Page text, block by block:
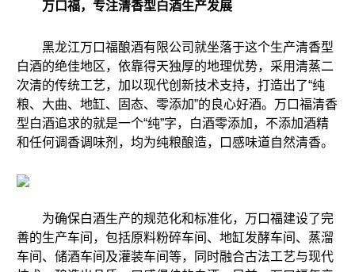
万口福，专注清香型白酒生产发展
黑龙江万口福酿酒有限公司就坐落于这个生产清香型
白酒的绝佳地区，依靠得天独厚的地理优势，采用清蒸二
次清的传统工艺，加以现代创新技术支持，打造出了“纯
粮、大曲、地缸、固态、零添加”的良心好酒。万口福清香
型白酒追求的就是一个“纯”字，白酒零添加，不添加酒精
和任何调香调味剂，均为纯粮酿造，口感味道自然清香。
为确保白酒生产的规范化和标准化，万口福建设了完
善的生产车间，包括原料粉碎车间、地缸发酵车间、蒸溜
车间、储酒车间及灌装车间等，同时融合古法工艺与现代